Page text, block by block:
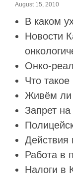
August 15, 2010
В каком
Новости
Онко-
Что такое
Живём ли
Запрет
Действия
Работа в
Налоги в